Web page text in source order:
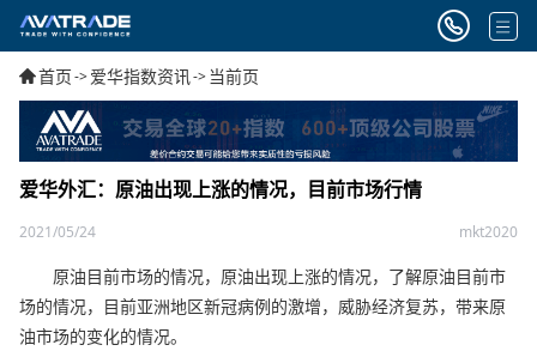
首页->爱华指数资讯-> 当前页
爱华外汇：原油出现上涨的情况，目前市场行情
2021/05/24 mkt2020
原油目前市场的情况，原油出现上涨的情况，了解原油目前市
场的情况，目前亚洲地区新冠病例的激增，威胁经济复苏，带来原
油市场的变化的情况。